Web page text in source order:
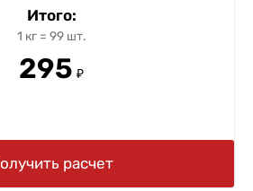
Итого:
1 кг = 99 шт.
295 ₽
расчет